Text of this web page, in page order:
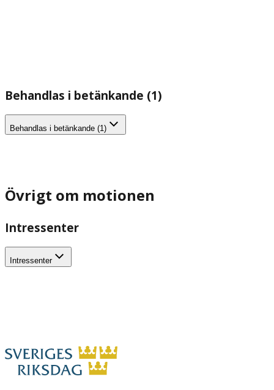
Behandlas i betänkande (1)
Behandlas i betänkande (1)
Övrigt om motionen
Intressenter
Intressenter